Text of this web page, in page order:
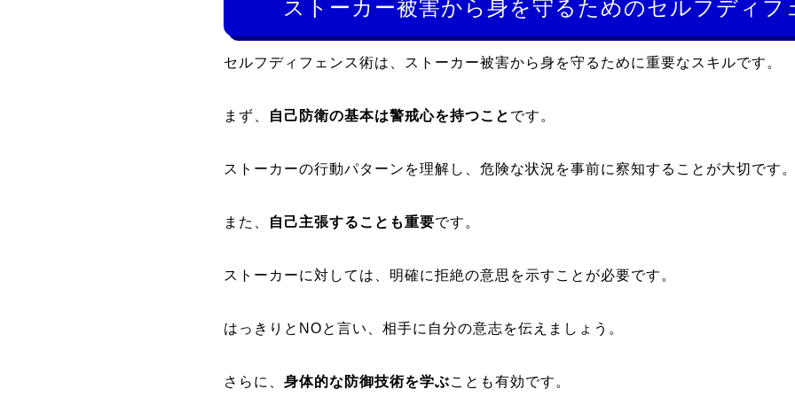
ストーカー被害から身を守るためのセルフディフ
セルフディフェンス術は、ストーカー被害から身を守るために重要なスキルです。
まず、 自己防衛の基本は警戒心を持つこと です。
ストーカーの行動パターンを理解し、危険な状況を事前に察知することが大切です。
また、 自己主張することも重要です。
ストーカーに対しては、明確に拒絶の意思を示すことが必要です。
はっきりとNOと言い、相手に自分の意志を伝えましょう。
さらに、 身体的な防御技術を学ぶことも有効です。